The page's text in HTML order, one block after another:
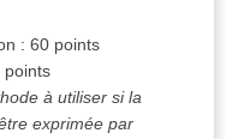
: 60 points
points
à utiliser si la
exprimée par